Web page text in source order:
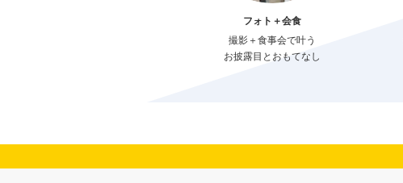
フォト＋会食
撮影＋食事会で叶う
お披露目とおもてなし